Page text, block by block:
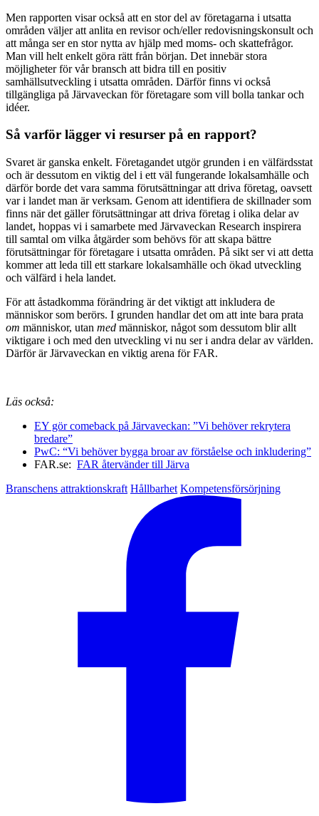
Men rapporten visar också att en stor del av företagarna i utsatta
områden väljer att anlita en revisor och/eller redovisningskonsult och
att många ser en stor nytta av hjälp med moms- och skattefrågor.
Man vill helt enkelt göra rätt från början. Det innebär stora
möjligheter för vår bransch att bidra till en positiv
samhällsutveckling i utsatta områden. Därför finns vi också
tillgängliga på Järvaveckan för företagare som vill bolla tankar och
idéer.
Så varför lägger vi resurser på en rapport?
Svaret är ganska enkelt. Företagandet utgör grunden i en välfärdsstat
och är dessutom en viktig del i ett väl fungerande lokalsamhälle och
därför borde det vara samma förutsättningar att driva företag, oavsett
var i landet man är verksam. Genom att identifiera de skillnader som
finns när det gäller förutsättningar att driva företag i olika delar av
landet, hoppas vi i samarbete med Järvaveckan Research inspirera
till samtal om vilka åtgärder som behövs för att skapa bättre
förutsättningar för företagare i utsatta områden. På sikt ser vi att detta
kommer att leda till ett starkare lokalsamhälle och ökad utveckling
och välfärd i hela landet.
För att åstadkomma förändring är det viktigt att inkludera de
människor som berörs. I grunden handlar det om att inte bara prata
om människor, utan med människor, något som dessutom blir allt
viktigare i och med den utveckling vi nu ser i andra delar av världen.
Därför är Järvaveckan en viktig arena för FAR.
Läs också:
EY gör comeback på Järvaveckan: ”Vi behöver rekrytera
bredare”
PwC: “Vi behöver bygga broar av förståelse och inkludering”
FAR.se: FAR återvänder till Järva
Branschens attraktionskraft Hållbarhet Kompetensförsörjning